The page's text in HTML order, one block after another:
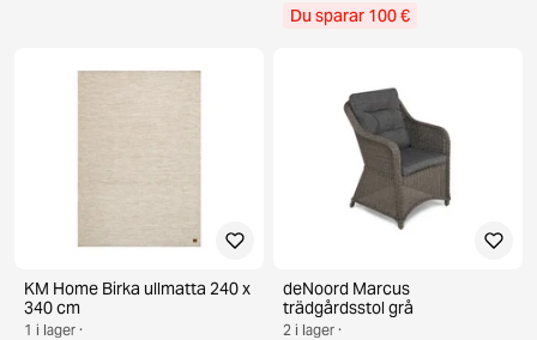
Du sparar 100 €
KM Home Birka ullmatta 240 x
340 cm
1 i lager ·
deNoord Marcus
trädgårdsstol grå
2 i lager ·